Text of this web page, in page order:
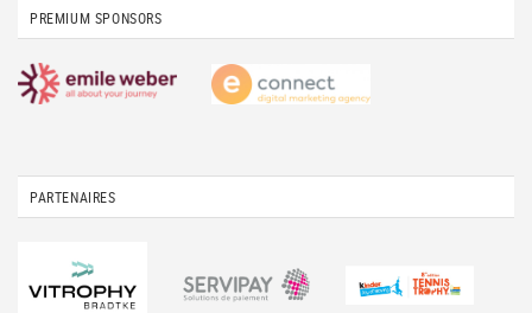
PREMIUM SPONSORS
PARTENAIRES